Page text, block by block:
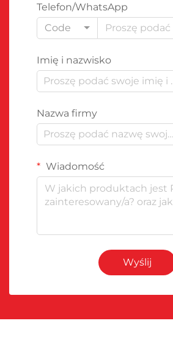
Telefon/WhatsApp
Code
Imię i nazwisko
Nazwa firmy
Wiadomość
Wyślij